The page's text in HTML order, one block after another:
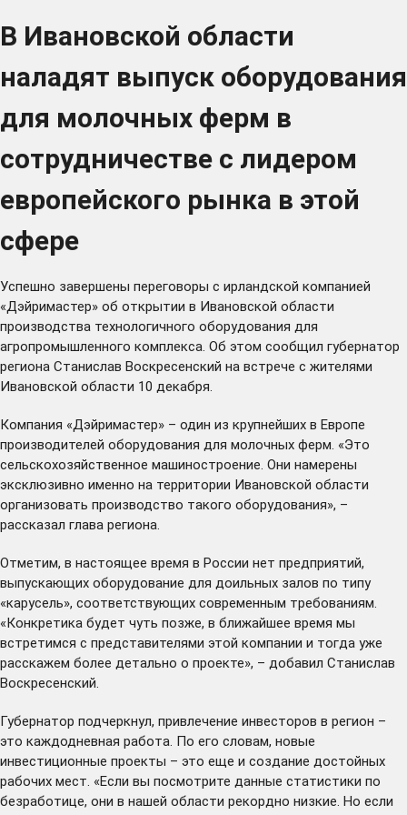
В Ивановской области
наладят выпуск оборудования
для молочных ферм в
сотрудничестве с лидером
европейского рынка в этой
сфере
Успешно завершены переговоры с ирландской компанией
«Дэйримастер» об открытии в Ивановской области
производства технологичного оборудования для
агропромышленного комплекса. Об этом сообщил губернатор
региона Станислав Воскресенский на встрече с жителями
Ивановской области 10 декабря.
Компания «Дэйримастер» – один из крупнейших в Европе
производителей оборудования для молочных ферм. «Это
сельскохозяйственное машиностроение. Они намерены
эксклюзивно именно на территории Ивановской области
организовать производство такого оборудования», –
рассказал глава региона.
Отметим, в настоящее время в России нет предприятий,
выпускающих оборудование для доильных залов по типу
«карусель», соответствующих современным требованиям.
«Конкретика будет чуть позже, в ближайшее время мы
встретимся с представителями этой компании и тогда уже
расскажем более детально о проекте», – добавил Станислав
Воскресенский.
Губернатор подчеркнул, привлечение инвесторов в регион –
это каждодневная работа. По его словам, новые
инвестиционные проекты – это еще и создание достойных
рабочих мест. «Если вы посмотрите данные статистики по
безработице, они в нашей области рекордно низкие. Но если